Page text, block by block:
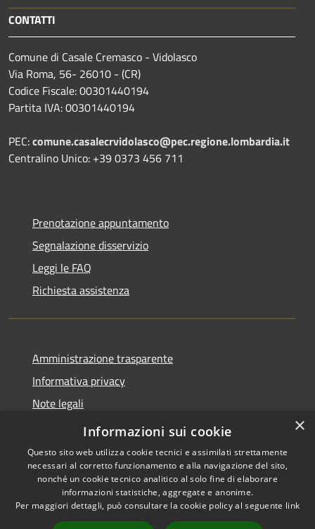
CONTATTI
Comune di Casale Cremasco - Vidolasco
Via Roma, 56- 26010 - (CR)
Codice Fiscale: 00301440194
Partita IVA: 00301440194
PEC:comune.casalecrvidolasco@pec.regione.lombardia.it
Centralino Unico: +39 0373 456 711
Prenotazione appuntamento
Segnalazione disservizio
Leggi le FAQ
Richiesta assistenza
Amministrazione trasparente
Informativa privacy
Note legali
Dichiarazione di accessibilità
Accessibilità
Copyright © 2026 • Comune di
Casale Cremasco-Vidolasco •
×
Informazioni sui cookie
Questo sito web utilizza cookie tecnici e assimilati strettamente
necessari al corretto funzionamento e alla navigazione del sito,
nonché un cookie tecnico analitico al solo fine di elaborare
informazioni statistiche, aggregate e anonime.
Per maggiori dettagli, può consultare la cookie policy al seguente link